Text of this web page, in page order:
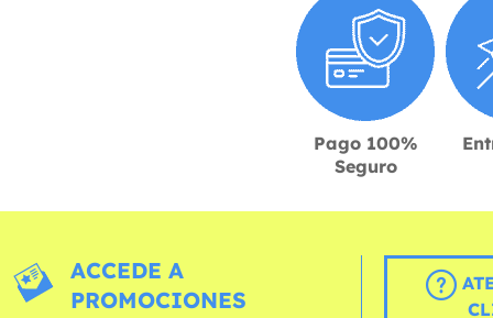
Pago 100%
Seguro
ACCEDE A
PROMOCIONES